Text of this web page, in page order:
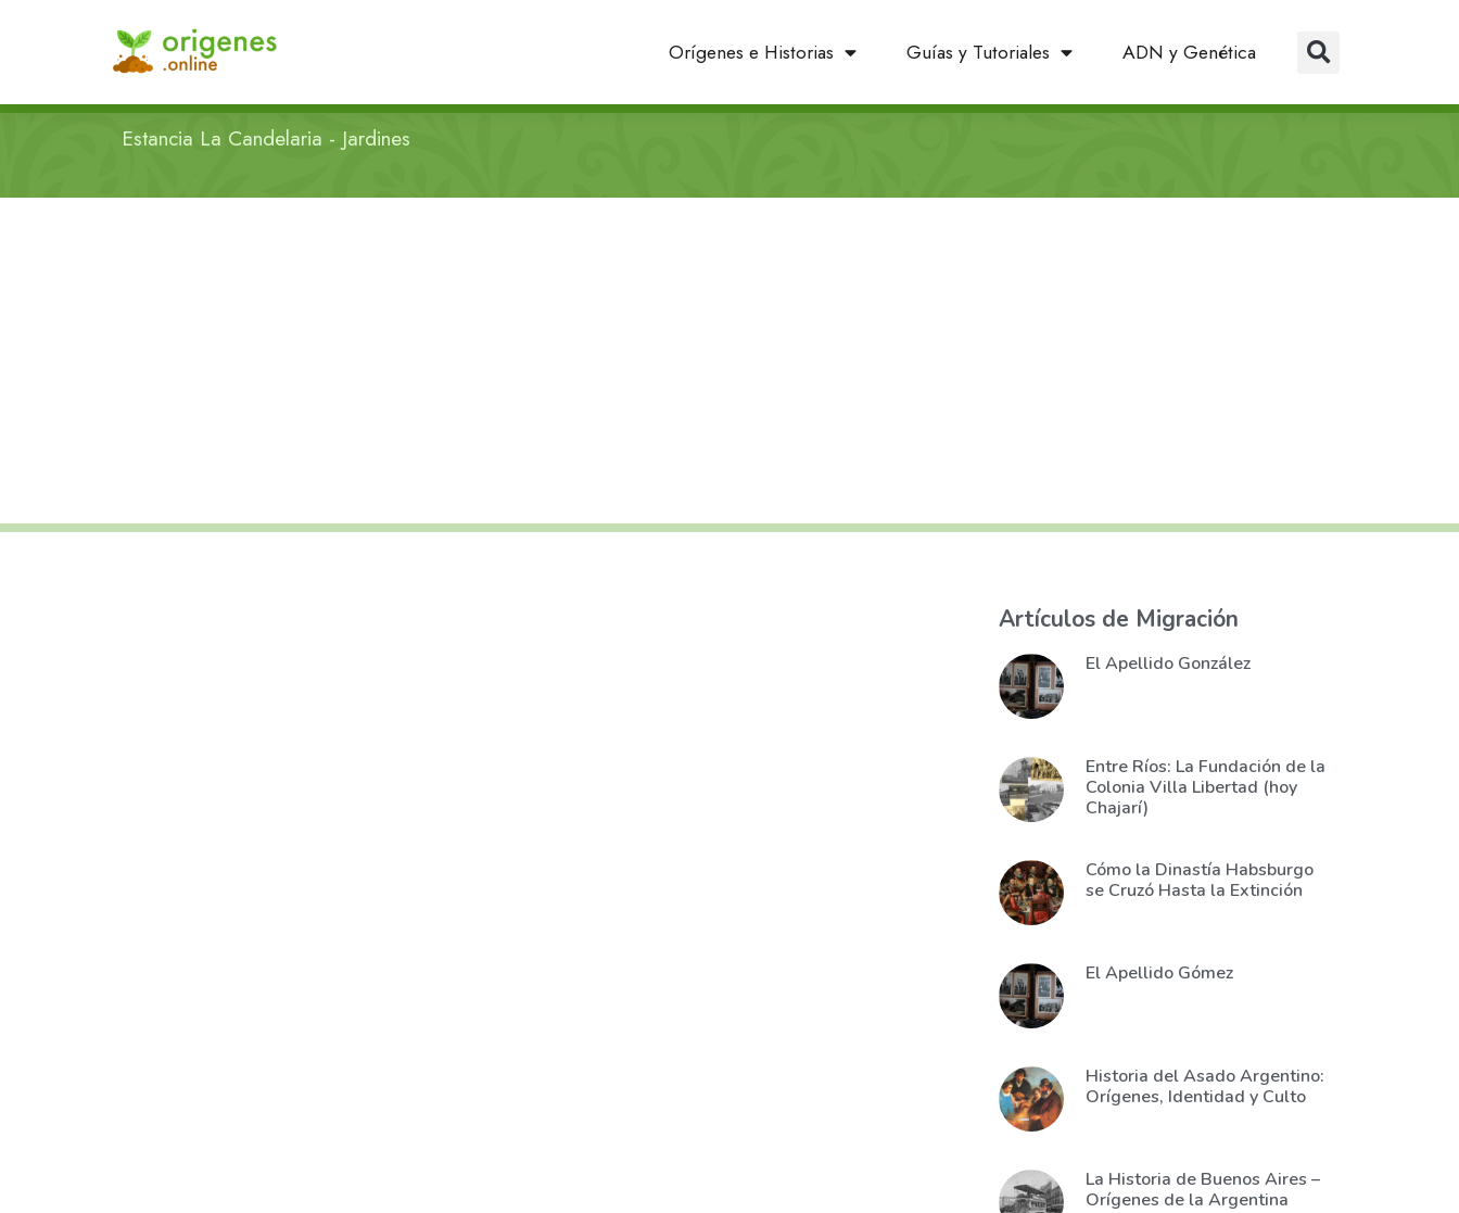
Orígenes e Historias Guías y Tutoriales ADN y Genética
Estancia La Candelaria - Jardines
Artículos de Migración
El Apellido González
Entre Ríos: La Fundación de la
Colonia Villa Libertad (hoy
Chajarí)
Cómo la Dinastía Habsburgo
se Cruzó Hasta la Extinción
El Apellido Gómez
Historia del Asado Argentino:
Orígenes, Identidad y Culto
La Historia de Buenos Aires –
Orígenes de la Argentina